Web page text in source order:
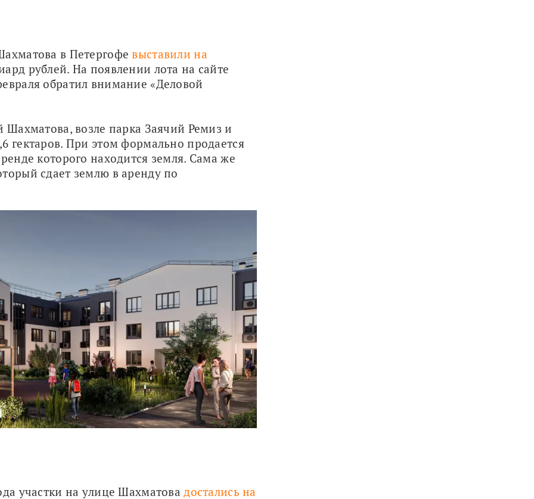
в Петергофе выставили на
рублей. На появлении лота на сайте
обратил внимание «Деловой
Шахматова, возле парка Заячий Ремиз и
гектаров. При этом формально продается
которого находится земля. Сама же
сдает землю в аренду по
участки на улице Шахматова достались на